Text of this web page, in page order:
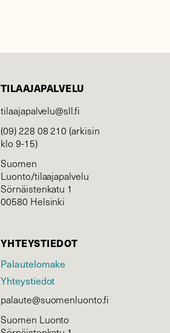
TILAAJAPALVELU
tilaajapalvelu@sll.fi
(09) 228 08 210 (arkisin
klo 9-15)
Suomen
Luonto/tilaajapalvelu
Sörnäistenkatu 1
00580 Helsinki
YHTEYSTIEDOT
Palautelomake
Yhteystiedot
palaute@suomenluonto.fi
Suomen Luonto